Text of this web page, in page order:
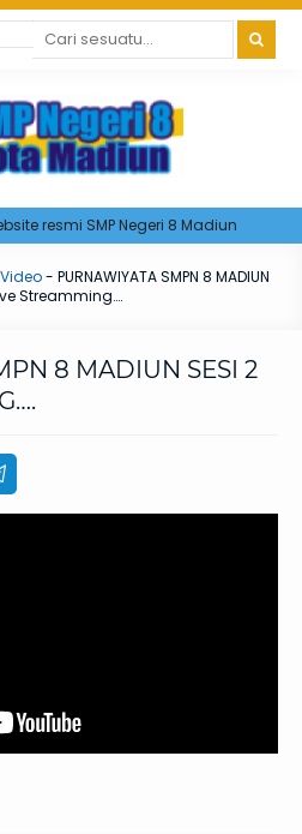
resmi SMP Negeri 8 Madiun
Video- PURNAWIYATA SMPN 8 MADIUN
Streamming….
8 MADIUN SESI 2